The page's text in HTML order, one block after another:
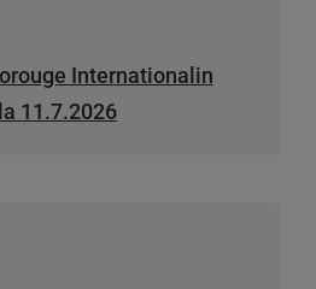
Internationalin
11.7.2026